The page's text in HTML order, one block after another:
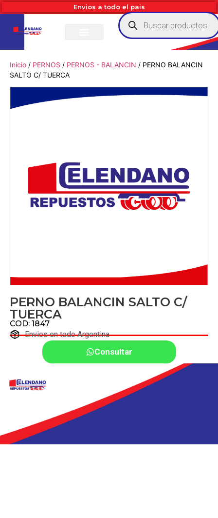
Envios a todo el pais
Inicio / PERNOS / PERNOS - BALANCIN / PERNO BALANCIN
SALTO C/ TUERCA
PERNO BALANCIN SALTO C/
TUERCA
COD: 1847
Envios en todo Argentina
Consultar